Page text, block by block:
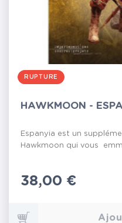
RUPTURE
HAWKMOON -
Espanyia est un
Hawkmoon qui vous
Prix
38,00 €